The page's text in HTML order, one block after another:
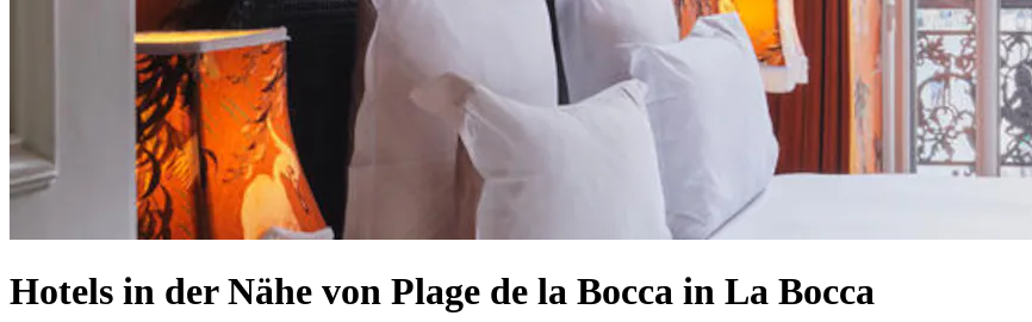
Hotels in der Nähe von Plage de la Bocca in La Bocca